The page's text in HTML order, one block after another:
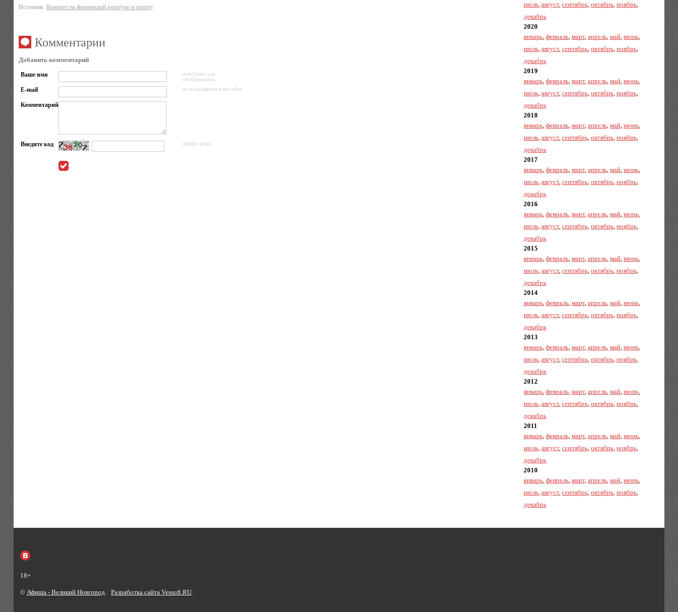
Источник: Комитет по физической культуре и спорту
Комментарии
Добавить комментарий
Ваше имя
имя (ник) для
отображения
E-mail не показывается на сайте
Комментарий
Введите код цифры кода
июль,август,сентябрь,октябрь,ноябрь,
декабрь
2020
январь,февраль,март,апрель,май,июнь,
июль,август,сентябрь,октябрь,ноябрь,
декабрь
2019
январь,февраль,март,апрель,май,июнь,
июль,август,сентябрь,октябрь,ноябрь,
декабрь
2018
январь,февраль,март,апрель,май,июнь,
июль,август,сентябрь,октябрь,ноябрь,
декабрь
2017
январь,февраль,март,апрель,май,июнь,
июль,август,сентябрь,октябрь,ноябрь,
декабрь
2016
январь,февраль,март,апрель,май,июнь,
июль,август,сентябрь,октябрь,ноябрь,
декабрь
2015
январь,февраль,март,апрель,май,июнь,
июль,август,сентябрь,октябрь,ноябрь,
декабрь
2014
январь,февраль,март,апрель,май,июнь,
июль,август,сентябрь,октябрь,ноябрь,
декабрь
2013
январь,февраль,март,апрель,май,июнь,
июль,август,сентябрь,октябрь,ноябрь,
декабрь
2012
январь,февраль,март,апрель,май,июнь,
июль,август,сентябрь,октябрь,ноябрь,
декабрь
2011
январь,февраль,март,апрель,май,июнь,
июль,август,сентябрь,октябрь,ноябрь,
декабрь
2010
январь,февраль,март,апрель,май,июнь,
июль,август,сентябрь,октябрь,ноябрь,
декабрь
18+
© Афиша - Великий Новгород Разработка сайта Vessoft.RU.